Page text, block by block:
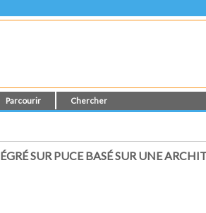
Parcourir Chercher
SUR PUCE BASÉ SUR UNE